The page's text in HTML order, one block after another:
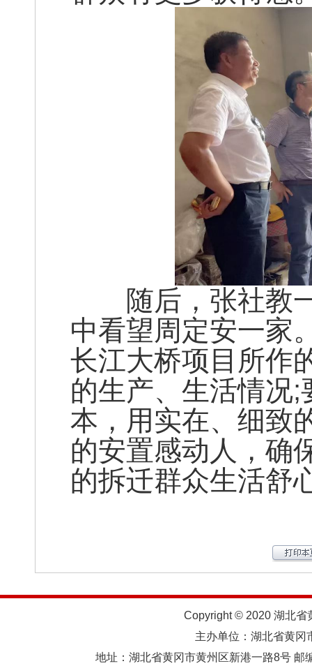
随后，张社教一
中看望周定安一家
长江大桥项目所作
的生产、生活情况
本，用实在、细致
的安置感动人，确
的拆迁群众生活舒
Copyright © 2020 湖北省
主办单位：湖北省黄
地址：湖北省黄冈市黄州区新港一路8号